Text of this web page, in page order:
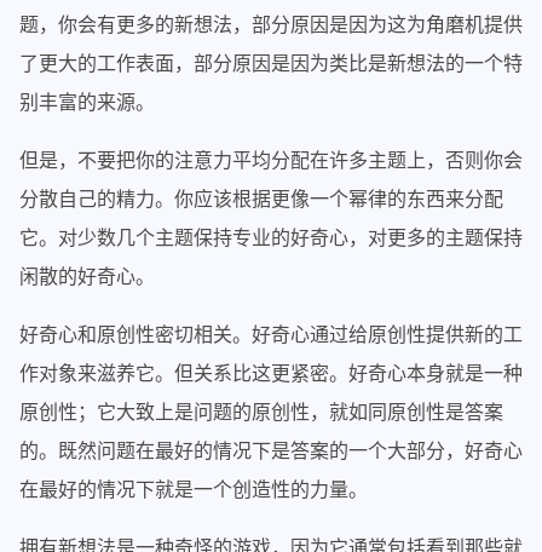
题，你会有更多的新想法，部分原因是因为这为角磨机提供
了更大的工作表面，部分原因是因为类比是新想法的一个特
别丰富的来源。
但是，不要把你的注意力平均分配在许多主题上，否则你会
分散自己的精力。你应该根据更像一个幂律的东西来分配
它。对少数几个主题保持专业的好奇心，对更多的主题保持
闲散的好奇心。
好奇心和原创性密切相关。好奇心通过给原创性提供新的工
作对象来滋养它。但关系比这更紧密。好奇心本身就是一种
原创性；它大致上是问题的原创性，就如同原创性是答案
的。既然问题在最好的情况下是答案的一个大部分，好奇心
在最好的情况下就是一个创造性的力量。
拥有新想法是一种奇怪的游戏，因为它通常包括看到那些就